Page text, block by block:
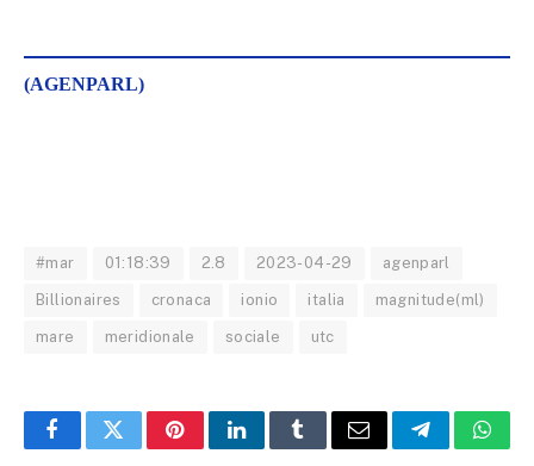
(AGENPARL)
#mar 01:18:39 2.8 2023-04-29 agenparl
Billionaires cronaca ionio italia magnitude(ml)
mare meridionale sociale utc
FacebookTwitterPinterestLinkedInTumblrEmail Telegram